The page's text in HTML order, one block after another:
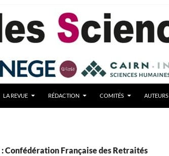
LA REVUE RÉDACTION COMITÉS AUTEURS
Confédération Française des Retraités